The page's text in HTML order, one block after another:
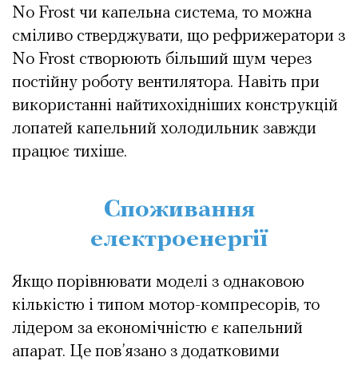
No Frost чи капельна система, то можна
сміливо стверджувати, що рефрижератори з
No Frost створюють більший шум через
постійну роботу вентилятора. Навіть при
використанні найтихохідніших конструкцій
лопатей капельний холодильник завжди
працює тихіше.
Споживання
електроенергії
Якщо порівнювати моделі з однаковою
кількістю і типом мотор-компресорів, то
лідером за економічністю є капельний
апарат. Це пов’язано з додатковими